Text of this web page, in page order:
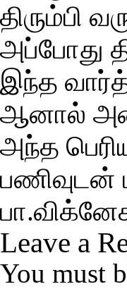
திரும்பி
அப்போது
இந்த
ஆனால்
அந்த
பணிவுடன்
Leave a
You must